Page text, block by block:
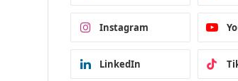
Instagram
LinkedIn